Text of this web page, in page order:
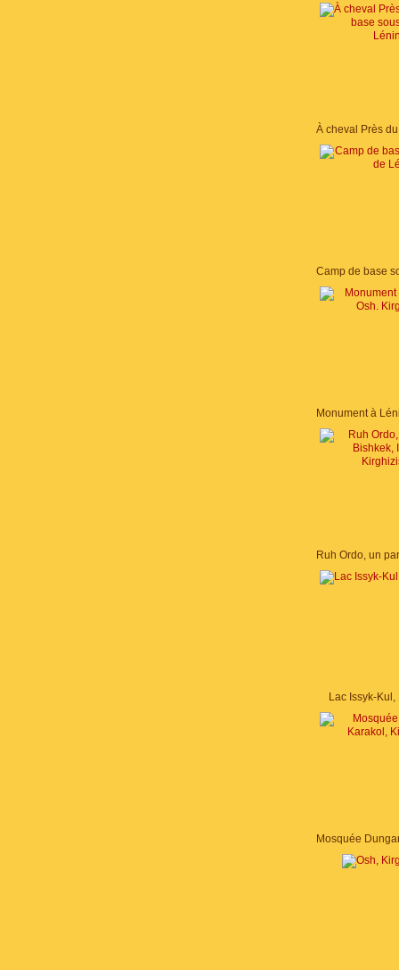
Lac Issyk-